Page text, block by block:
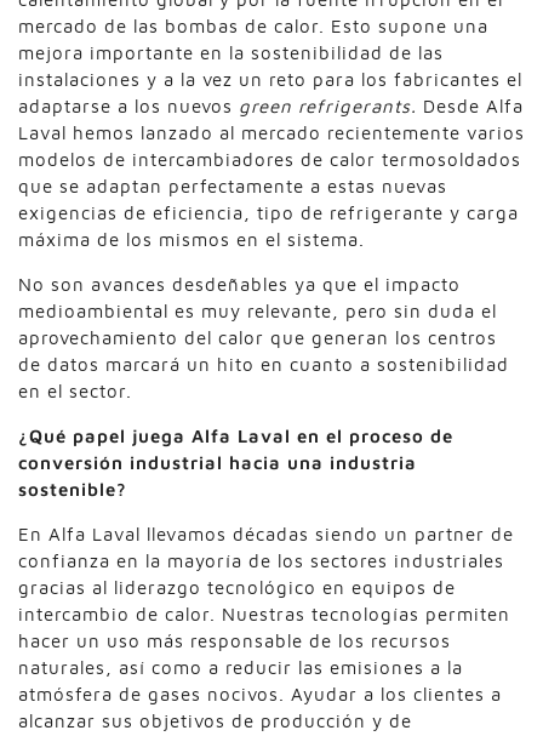
mercado de las bombas de calor. Esto supone una
mejora importante en la sostenibilidad de las
instalaciones y a la vez un reto para los fabricantes el
adaptarse a los nuevos green refrigerants. Desde Alfa
Laval hemos lanzado al mercado recientemente varios
modelos de intercambiadores de calor termosoldados
que se adaptan perfectamente a estas nuevas
exigencias de eficiencia, tipo de refrigerante y carga
máxima de los mismos en el sistema.
No son avances desdeñables ya que el impacto
medioambiental es muy relevante, pero sin duda el
aprovechamiento del calor que generan los centros
de datos marcará un hito en cuanto a sostenibilidad
en el sector.
¿Qué papel juega Alfa Laval en el proceso de
conversión industrial hacia una industria
sostenible?
En Alfa Laval llevamos décadas siendo un partner de
confianza en la mayoría de los sectores industriales
gracias al liderazgo tecnológico en equipos de
intercambio de calor. Nuestras tecnologías permiten
hacer un uso más responsable de los recursos
naturales, así como a reducir las emisiones a la
atmósfera de gases nocivos. Ayudar a los clientes a
alcanzar sus objetivos de producción y de